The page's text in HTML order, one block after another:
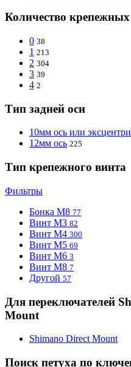
Количество крепежных
0 38
1 213
2 304
3 39
4 2
Тип задней оси
10мм ось или
12мм ось 225
Тип крепежного винта
Фильтры
Бонка M8 77
Винт M3 82
Винт M4 300
Винт M5 69
Винт М6 3
Винт М8 7
Другой 57
Для переключателей
Mount
Shimano Direct Mount
Поиск петуха по